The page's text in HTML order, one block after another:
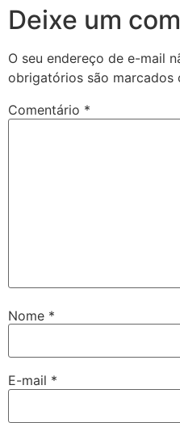
Deixe um
O seu endereço de e-mail
obrigatórios são marcados
Comentário *
Nome *
E-mail *